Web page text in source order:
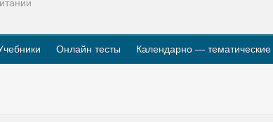
Онлайн тесты Календарно —